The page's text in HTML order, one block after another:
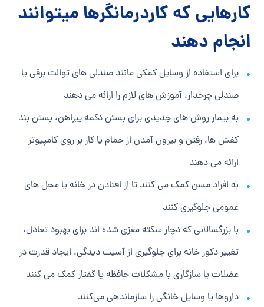
کارهایی که کاردرمانگرها میتوانند
انجام دهند
برای استفاده از وسایل کمکی مانند صندلی های توالت برقی یا
صندلی چرخدار، آموزش های لازم را ارائه می دهند
به بیمار روش های جدیدی برای بستن دکمه پیراهن، بستن بند
کفش ها، رفتن و بیرون آمدن از حمام یا کار بر روی کامپیوتر
ارائه می دهند
به افراد مسن کمک می کنند تا از افتادن در خانه یا محل های
عمومی جلوگیری کنند
با بزرگسالانی که دچار سکته مغزی شده اند برای بهبود تعادل،
تغییر دکور خانه برای جلوگیری از آسیب دیدگی، ایجاد قدرت در
عضلات یا سازگاری با مشکلات حافظه یا گفتار کمک می کنند
داروها یا وسایل خانگی را سازماندهی می‌کنند